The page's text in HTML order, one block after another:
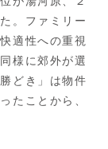
。ファミリー
適性への重視
様に郊外が選
どき」は物件
たことから、